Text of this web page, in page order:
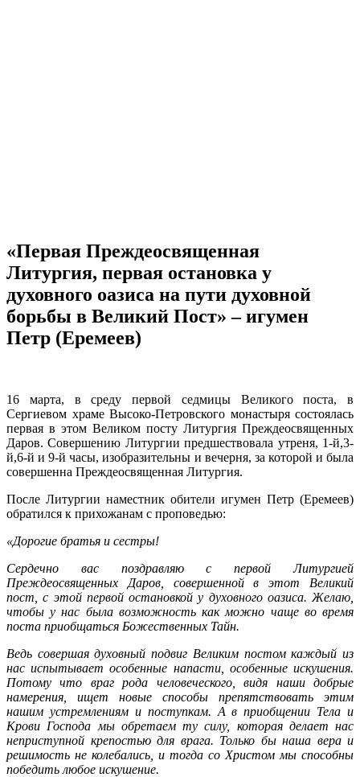
«Первая Преждеосвященная
Литургия, первая остановка у
духовного оазиса на пути духовной
борьбы в Великий Пост» – игумен
Петр (Еремеев)
16 марта, в среду первой седмицы Великого поста, в
Сергиевом храме Высоко-Петровского монастыря состоялась
первая в этом Великом посту Литургия Преждеосвященных
Даров. Совершению Литургии предшествовала утреня, 1-й,3-
й,6-й и 9-й часы, изобразительны и вечерня, за которой и была
совершенна Преждеосвященная Литургия.
После Литургии наместник обители игумен Петр (Еремеев)
обратился к прихожанам с проповедью:
«Дорогие братья и сестры!
Сердечно вас поздравляю с первой Литургией
Преждеосвященных Даров, совершенной в этот Великий
пост, с этой первой остановкой у духовного оазиса. Желаю,
чтобы у нас была возможность как можно чаще во время
поста приобщаться Божественных Тайн.
Ведь совершая духовный подвиг Великим постом каждый из
нас испытывает особенные напасти, особенные искушения.
Потому что враг рода человеческого, видя наши добрые
намерения, ищет новые способы препятствовать этим
нашим устремлениям и поступкам. А в приобщении Тела и
Крови Господа мы обретаем ту силу, которая делает нас
неприступной крепостью для врага. Только бы наша вера и
решимость не колебались, и тогда со Христом мы способны
победить любое искушение.